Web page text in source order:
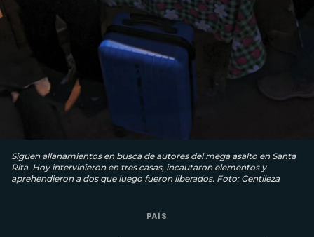
Siguen allanamientos en busca de autores del mega asalto en Santa
Rita. Hoy intervinieron en tres casas, incautaron elementos y
aprehendieron a dos que luego fueron liberados. Foto: Gentileza
PAÍS